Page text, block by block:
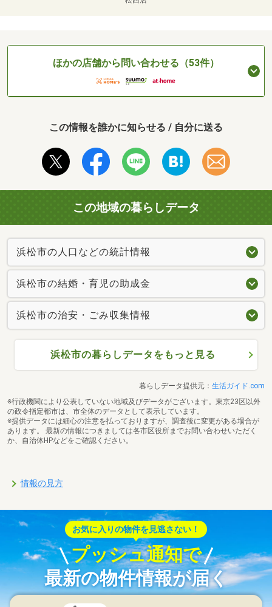
ほかの店舗から問い合わせる（53件）
この情報を誰かに知らせる / 自分に送る
この地域の暮らしデータ
浜松市の人口などの統計情報
浜松市の結婚・育児の助成金
浜松市の治安・ごみ収集情報
浜松市の暮らしデータをもっと見る
暮らしデータ提供元： 生活ガイド.com
※行政機関により公表していない地域及びデータがございます。東京23区以外
の政令指定都市は、市全体のデータとして表示しています。
※提供データには細心の注意を払っておりますが、調査後に変更がある場合が
あります。 最新の情報につきましては各市区役所までお問い合わせいただく
か、自治体HPなどをご確認ください。
情報の見方
お気に入りの物件を見逃さない！
プッシュ通知で
最新の物件情報が届く